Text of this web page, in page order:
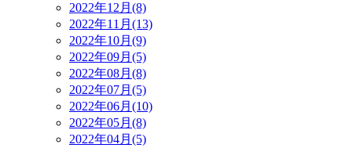
2022年12月(8)
2022年11月(13)
2022年10月(9)
2022年09月(5)
2022年08月(8)
2022年07月(5)
2022年06月(10)
2022年05月(8)
2022年04月(5)